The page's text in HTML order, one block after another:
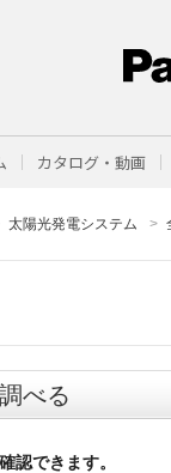
カタログ・動画
太陽光発電システム
べる
認できます。